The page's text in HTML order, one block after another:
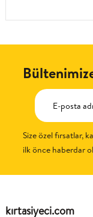
Size özel fırsatlar,
ilk önce haberdar
kırtasiyeci.com